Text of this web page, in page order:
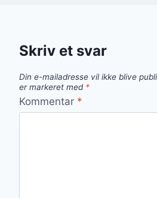
Skriv et svar
Din e-mailadresse vil ikke blive
er markeret med *
Kommentar *